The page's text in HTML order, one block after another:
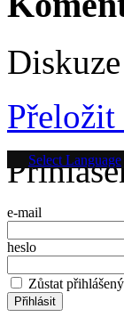
Přeložit
Select Language
e-mail
heslo
Zůstat přihlášený